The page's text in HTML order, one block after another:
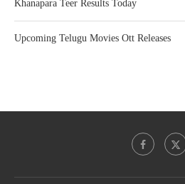
Khanapara Teer Results Today
Upcoming Telugu Movies Ott Releases